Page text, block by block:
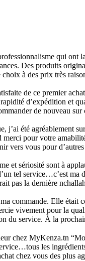
qui ont
Des produits
choix à des prix très
de ce premier
d’expédition et
de nouveau sur
j’ai été agréablement
pour votre
vers vous pour
et sériosité sont à
tel service…c’est ma
pas la dernière
commande. Elle était
vivement pour la
du service. À la
chez MyKenza.tn
les
chez vous des plus